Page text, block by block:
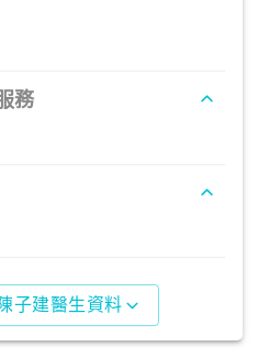
務
子建醫生資料